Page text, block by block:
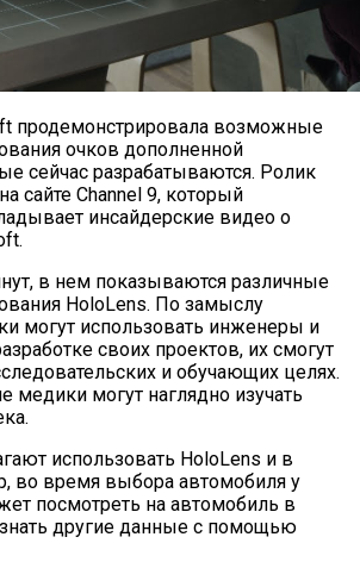
продемонстрировала возможные
очков дополненной
сейчас разрабатываются. Ролик
сайте Channel 9, который
инсайдерские видео о
в нем показываются различные
HoloLens. По замыслу
могут использовать инженеры и
своих проектов, их смогут
и обучающих целях.
медики могут наглядно изучать
использовать HoloLens и в
во время выбора автомобиля у
посмотреть на автомобиль в
другие данные с помощью